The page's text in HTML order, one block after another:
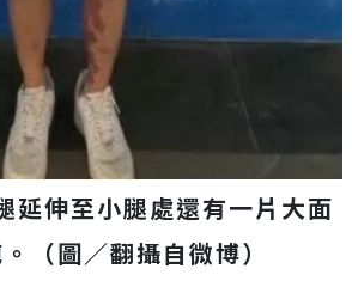
伸至小腿處還有一片大面
（圖／翻攝自微博）